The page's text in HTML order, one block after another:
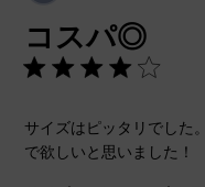
コスパ◎
サイズはピッタリでした
で欲しいと思いました！